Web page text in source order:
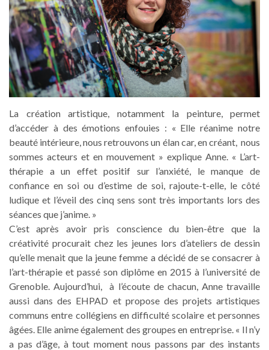
La création artistique, notamment la peinture, permet
d’accéder à des émotions enfouies : « Elle réanime notre
beauté intérieure, nous retrouvons un élan car, en créant, nous
sommes acteurs et en mouvement » explique Anne. « L’art-
thérapie a un effet positif sur l’anxiété, le manque de
confiance en soi ou d’estime de soi, rajoute-t-elle, le côté
ludique et l’éveil des cinq sens sont très importants lors des
séances que j’anime. »
C’est après avoir pris conscience du bien-être que la
créativité procurait chez les jeunes lors d’ateliers de dessin
qu’elle menait que la jeune femme a décidé de se consacrer à
l’art-thérapie et passé son diplôme en 2015 à l’université de
Grenoble. Aujourd’hui, à l’écoute de chacun, Anne travaille
aussi dans des EHPAD et propose des projets artistiques
communs entre collégiens en difficulté scolaire et personnes
âgées. Elle anime également des groupes en entreprise. « Il n’y
a pas d’âge, à tout moment nous passons par des instants